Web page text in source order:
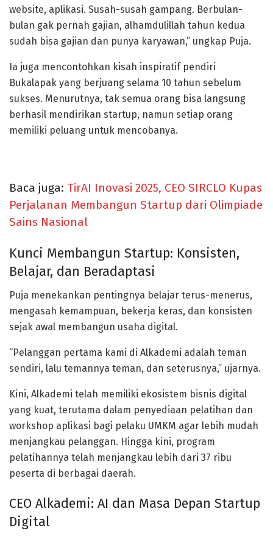
website, aplikasi. Susah-susah gampang. Berbulan-
bulan gak pernah gajian, alhamdulillah tahun kedua
sudah bisa gajian dan punya karyawan,” ungkap Puja.
Ia juga mencontohkan kisah inspiratif pendiri
Bukalapak yang berjuang selama 10 tahun sebelum
sukses. Menurutnya, tak semua orang bisa langsung
berhasil mendirikan startup, namun setiap orang
memiliki peluang untuk mencobanya.
Baca juga: TirAI Inovasi 2025, CEO SIRCLO Kupas
Perjalanan Membangun Startup dari Olimpiade
Sains Nasional
Kunci Membangun Startup: Konsisten,
Belajar, dan Beradaptasi
Puja menekankan pentingnya belajar terus-menerus,
mengasah kemampuan, bekerja keras, dan konsisten
sejak awal membangun usaha digital.
“Pelanggan pertama kami di Alkademi adalah teman
sendiri, lalu temannya teman, dan seterusnya,” ujarnya.
Kini, Alkademi telah memiliki ekosistem bisnis digital
yang kuat, terutama dalam penyediaan pelatihan dan
workshop aplikasi bagi pelaku UMKM agar lebih mudah
menjangkau pelanggan. Hingga kini, program
pelatihannya telah menjangkau lebih dari 37 ribu
peserta di berbagai daerah.
CEO Alkademi: AI dan Masa Depan Startup
Digital